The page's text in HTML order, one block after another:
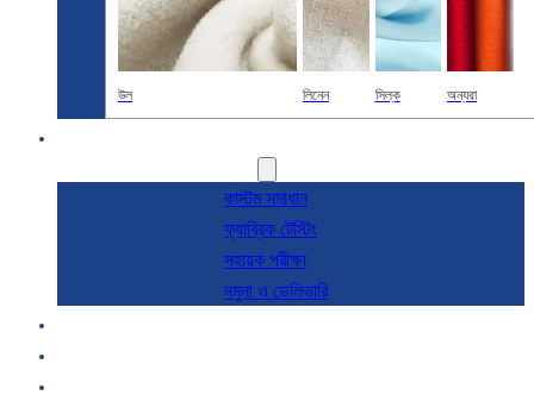
উল লিনেন সিল্ক অন্যরা
কাস্টম সমাধান
ফ্যাব্রিক টেস্টিং
সহায়ক পরীক্ষা
নমুনা ও ডেলিভারি